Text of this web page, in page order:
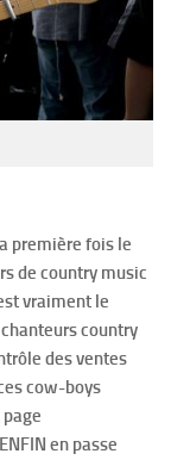
première fois le
de country music
vraiment le
country
des ventes
cow-boys
en passe